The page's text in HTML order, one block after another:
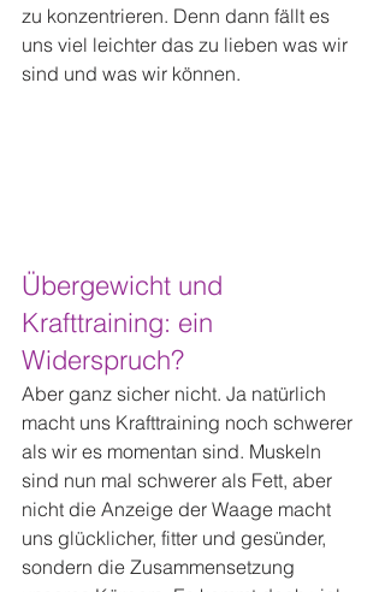
zu konzentrieren. Denn dann fällt es
uns viel leichter das zu lieben was wir
sind und was wir können.
Übergewicht und
Krafttraining: ein
Widerspruch?
Aber ganz sicher nicht. Ja natürlich
macht uns Krafttraining noch schwerer
als wir es momentan sind. Muskeln
sind nun mal schwerer als Fett, aber
nicht die Anzeige der Waage macht
uns glücklicher, fitter und gesünder,
sondern die Zusammensetzung